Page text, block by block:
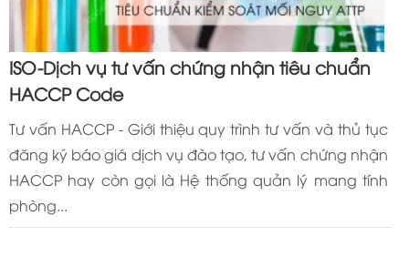
ISO-Dịch vụ tư vấn chứng nhận tiêu chuẩn
HACCP Code
Tư vấn HACCP - Giới thiệu quy trình tư vấn và thủ tục
đăng ký báo giá dịch vụ đào tạo, tư vấn chứng nhận
HACCP hay còn gọi là Hệ thống quản lý mang tính
phòng...